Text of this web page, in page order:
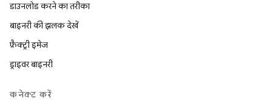
डाउनलोड करने का तरीका
बाइनरी की झलक देखें
फ़ैक्ट्री इमेज
ड्राइवर बाइनरी
कनेक्ट करें